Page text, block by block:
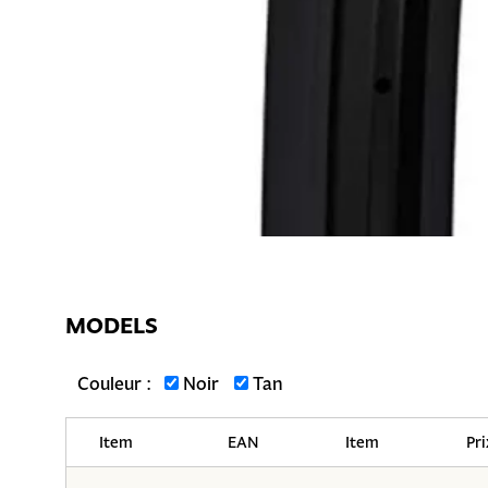
MODELS
Couleur : Noir Tan
Item EAN Item